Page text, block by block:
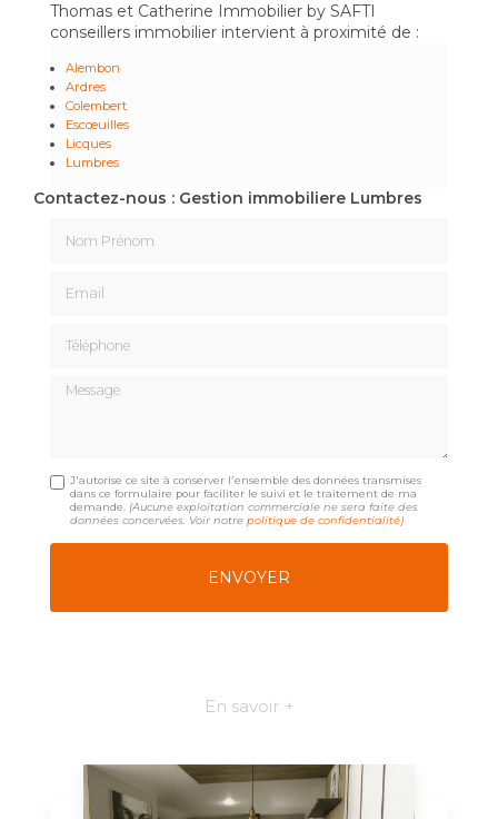
Thomas et Catherine Immobilier by SAFTI
conseillers immobilier intervient à proximité de :
Alembon
Ardres
Colembert
Escœuilles
Licques
Lumbres
Contactez-nous : Gestion immobiliere Lumbres
Message
J'autorise ce site à conserver l'ensemble des données transmises
dans ce formulaire pour faciliter le suivi et le traitement de ma
demande. (Aucune exploitation commerciale ne sera faite des
données concervées. Voir notrepolitique de confidentialité)
En savoir +